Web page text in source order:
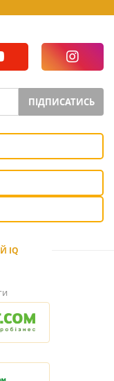
ПІДПИСАТИСЬ
IQ